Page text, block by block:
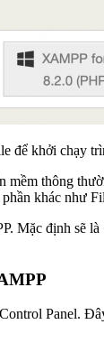
để khởi chạy
thông
phần khác như
Mặc định sẽ là
Panel.